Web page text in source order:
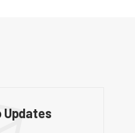
Updates